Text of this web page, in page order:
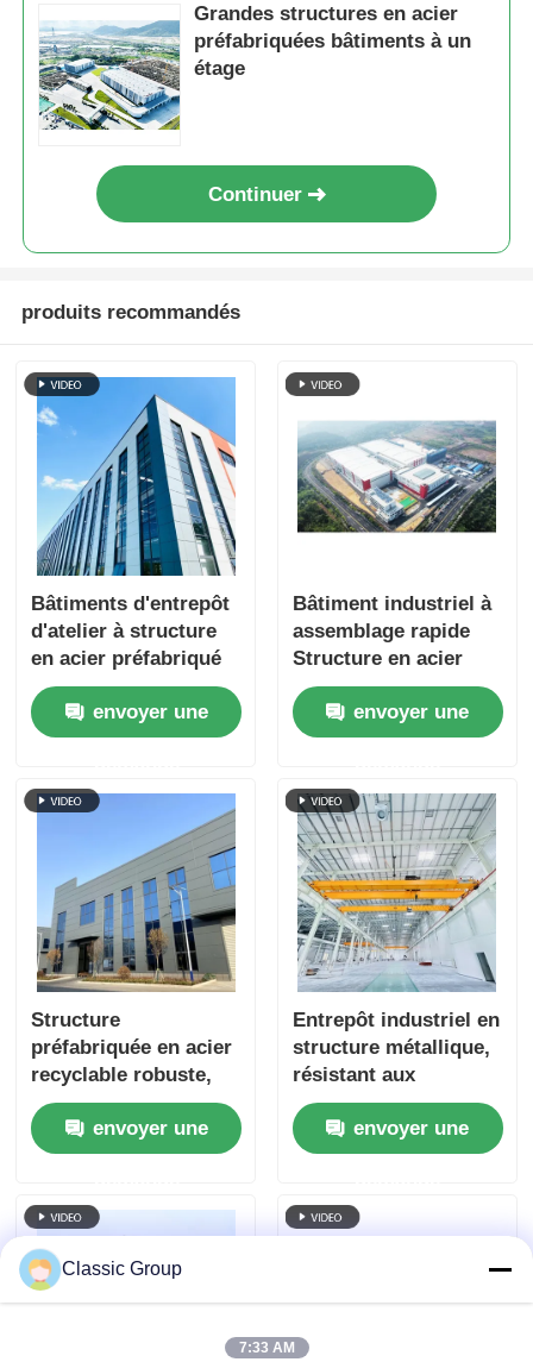
Grandes structures en acier
préfabriquées bâtiments à un
étage
Continuer
produits recommandés
Bâtiments d'entrepôt
d'atelier à structure
en acier préfabriqué
contemporain sur site
envoyer une
Bâtiment industriel à
assemblage rapide
Structure en acier
Abri préfabriqué
Personnalisé
envoyer une
Structure
préfabriquée en acier
recyclable robuste,
fabrication résistante
aux tremblements de
terre
envoyer une
Entrepôt industriel en
structure métallique,
résistant aux
intempéries et aux
séismes, bâtiment à
ossature en portique
envoyer une
Classic Group
7:33 AM